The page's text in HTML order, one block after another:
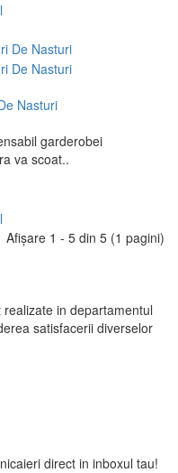
Nasturi
garderobei
va scoat..
Afişare 1 - 5 din 5 (1 pagini)
in departamentul
satisfacerii diverselor
direct in inboxul tau!